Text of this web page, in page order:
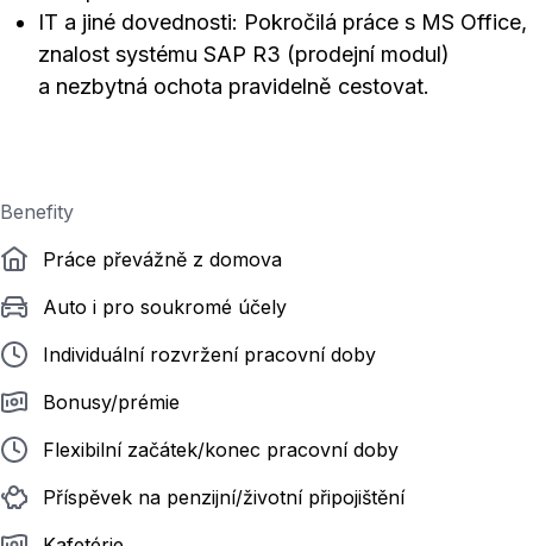
IT a jiné dovednosti: Pokročilá práce s MS Office,
znalost systému SAP R3 (prodejní modul)
a nezbytná ochota pravidelně cestovat.
Benefity
Práce převážně z domova
Auto i pro soukromé účely
Individuální rozvržení pracovní doby
Bonusy/prémie
Flexibilní začátek/konec pracovní doby
Příspěvek na penzijní/životní připojištění